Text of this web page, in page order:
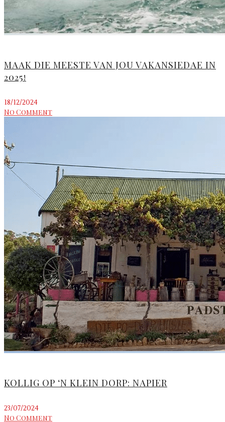
MAAK DIE MEESTE VAN JOU VAKANSIEDAE IN
2025!
18/12/2024
No Comment
KOLLIG OP ‘N KLEIN DORP: NAPIER
23/07/2024
No Comment